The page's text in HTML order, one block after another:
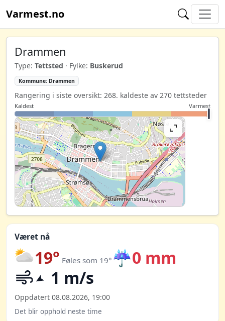
Varmest.no
Drammen
Type: Tettsted · Fylke: Buskerud
Kommune: Drammen
Rangering i siste oversikt: 268. kaldeste av 270 tettsteder
Kaldest Varmest
Været nå
19° Føles som 19° ☔0 mm
1 m/s
Oppdatert 08.08.2026, 19:00
Det blir opphold neste time